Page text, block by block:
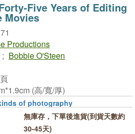
Five Years of Editing
Movies
Productions
; Bobbie O'Steen
(高/寬/厚)
無庫存，下單後進貨(到貨天數約
30-45天)
of photography